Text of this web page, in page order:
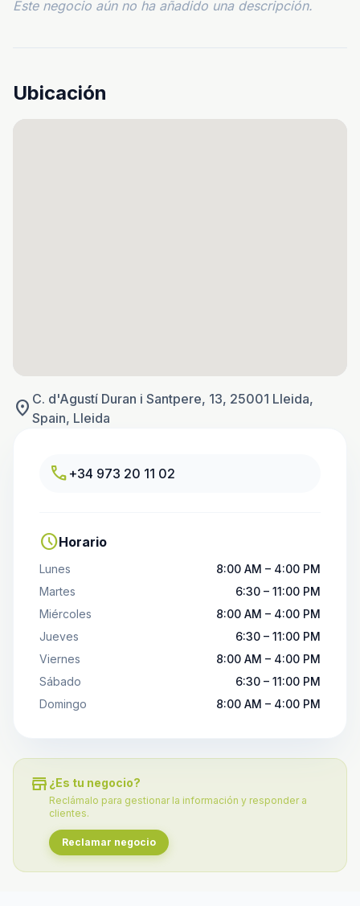
Este negocio aún no ha añadido una descripción.
Ubicación
location_on C. d'Agustí Duran i Santpere, 13, 25001 Lleida,
Spain, Lleida
call +34 973 20 11 02
scheduleHorario
Lunes
8:00 AM – 4:00 PM
Martes
6:30 – 11:00 PM
Miércoles
8:00 AM – 4:00 PM
Jueves
6:30 – 11:00 PM
Viernes
8:00 AM – 4:00 PM
Sábado
6:30 – 11:00 PM
Domingo
8:00 AM – 4:00 PM
store ¿Es tu negocio?
Reclámalo para gestionar la información y responder a
clientes.
Reclamar negocio